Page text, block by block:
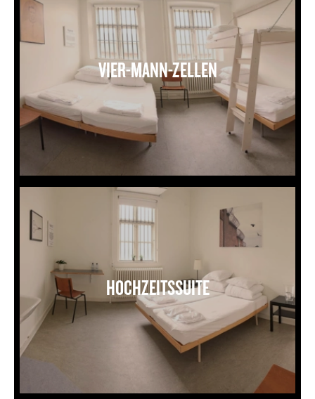
VIER-MANN-ZELLEN
HOCHZEITSSUITE